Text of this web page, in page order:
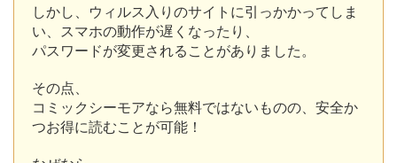
しかし、ウィルス入りのサイトに引っかかってしま
い、スマホの動作が遅くなったり、
パスワードが変更されることがありました。
その点、
コミックシーモアなら無料ではないものの、安全か
つお得に読むことが可能！